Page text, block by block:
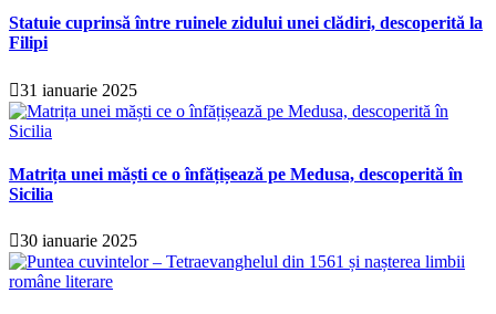
Statuie cuprinsă între ruinele zidului unei clădiri, descoperită la
Filipi
31 ianuarie 2025
Matrița unei măști ce o înfățișează pe Medusa, descoperită în
Sicilia
30 ianuarie 2025